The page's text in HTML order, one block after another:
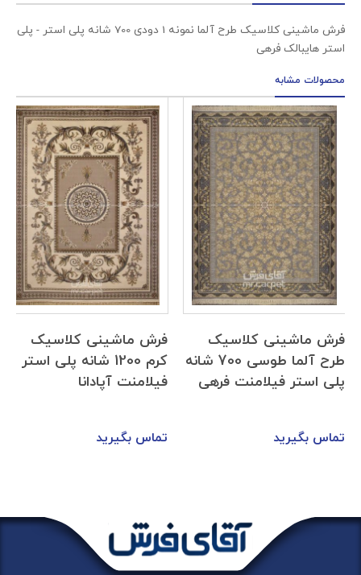
فرش ماشینی کلاسیک طرح آلما نمونه 1 دودی 700 شانه پلی استر - پلی
استر هایبالک فرهی
محصولات مشابه
فرش ماشینی کلاسیک
طرح آلما طوسی 700 شانه
پلی استر فیلامنت فرهی
تماس بگیرید
فرش ماشینی کلاسیک
کرم 1200 شانه پلی استر
فیلامنت آپادانا
تماس بگیرید